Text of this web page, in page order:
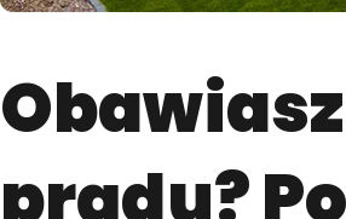
prądu?